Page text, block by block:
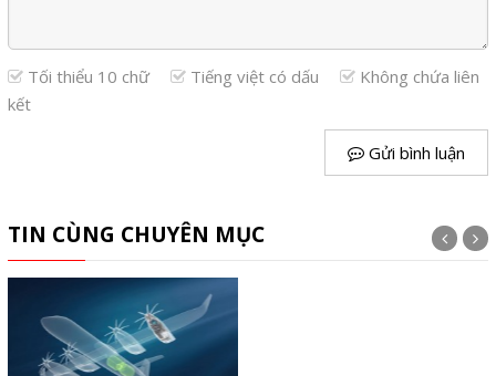
Tối thiểu 10 chữ Tiếng việt có dấu
Không chứa liên
kết
Gửi bình luận
TIN CÙNG CHUYÊN MỤC